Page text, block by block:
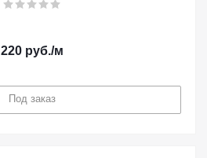
220 руб./м
Под заказ